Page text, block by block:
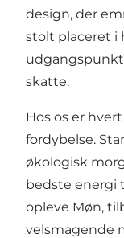
design, der
stolt placeret i
skatte.
Hos os er
fordybelse.
økologisk
bedste energi
opleve Møn,
velsmagende